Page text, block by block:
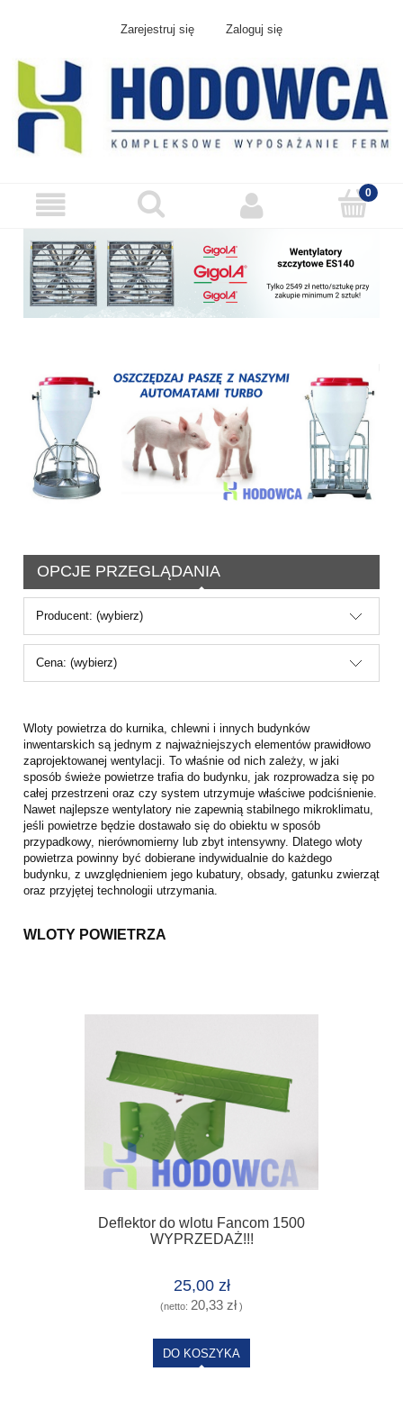
Zarejestruj się Zaloguj się
OPCJE PRZEGLĄDANIA
Producent: (wybierz)
Cena: (wybierz)
Wloty powietrza do kurnika, chlewni i innych budynków
inwentarskich są jednym z najważniejszych elementów prawidłowo
zaprojektowanej wentylacji. To właśnie od nich zależy, w jaki
sposób świeże powietrze trafia do budynku, jak rozprowadza się po
całej przestrzeni oraz czy system utrzymuje właściwe podciśnienie.
Nawet najlepsze wentylatory nie zapewnią stabilnego mikroklimatu,
jeśli powietrze będzie dostawało się do obiektu w sposób
przypadkowy, nierównomierny lub zbyt intensywny. Dlatego wloty
powietrza powinny być dobierane indywidualnie do każdego
budynku, z uwzględnieniem jego kubatury, obsady, gatunku zwierząt
oraz przyjętej technologii utrzymania.
WLOTY POWIETRZA
Deflektor do wlotu Fancom 1500
WYPRZEDAŻ!!!
25,00 zł
(netto: 20,33 zł)
DO KOSZYKA